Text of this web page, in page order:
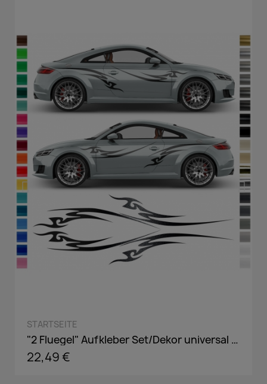
STARTSEITE
"2 Fluegel" Aufkleber Set/Dekor universal passend in Wunschfarbe
22,49 €